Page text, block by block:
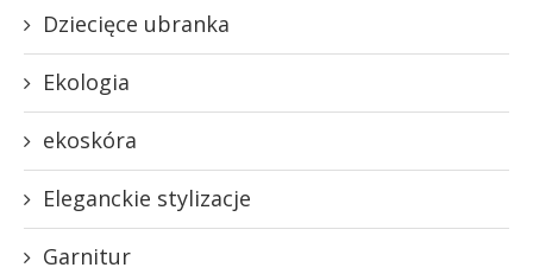
Dziecięce ubranka
Ekologia
ekoskóra
Eleganckie stylizacje
Garnitur